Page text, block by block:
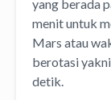
yang berada
menit untuk
Mars atau
berotasi
detik.